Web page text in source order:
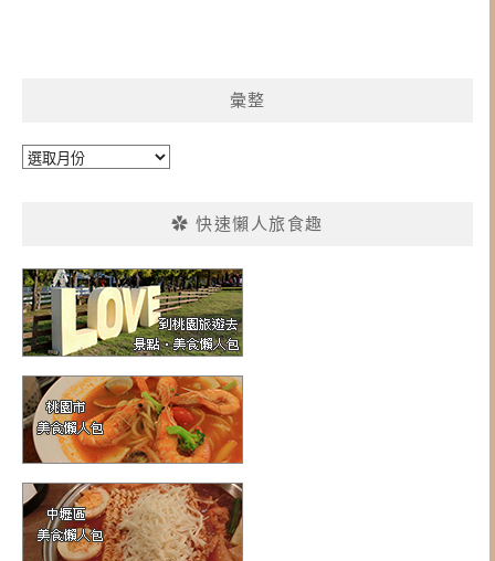
彙整
彙
✿ 快速懶人旅食趣